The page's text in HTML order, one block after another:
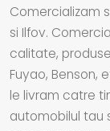
Comercializam
si Ilfov.
calitate,
Fuyao, Benson,
le livram catre
automobilul tau